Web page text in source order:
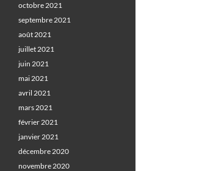
octobre 2021
septembre 2021
août 2021
juillet 2021
juin 2021
mai 2021
avril 2021
mars 2021
février 2021
janvier 2021
décembre 2020
novembre 2020